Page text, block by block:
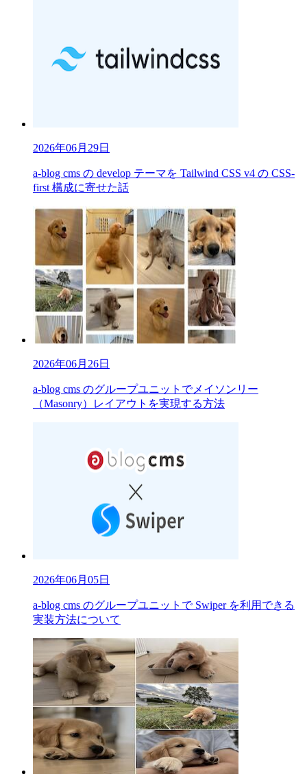
2026年06月29日
a-blog cms の develop テーマを Tailwind CSS v4 の CSS-
first 構成に寄せた話
2026年06月26日
a-blog cms のグループユニットでメイソンリー
（Masonry）レイアウトを実現する方法
2026年06月05日
a-blog cms のグループユニットで Swiper を利用できる
実装方法について